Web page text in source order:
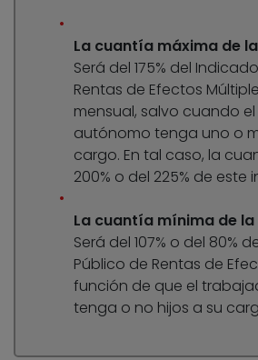
La cuantía máxima de
Será del 175% del
Rentas de Efectos
mensual, salvo cuando
autónomo tenga uno o
cargo. En tal caso, la
200% o del 225% de este
La cuantía mínima de
Será del 107% o del 80%
Público de Rentas de
función de que el
tenga o no hijos a su